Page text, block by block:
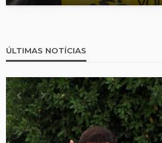
ÚLTIMAS NOTÍCIAS